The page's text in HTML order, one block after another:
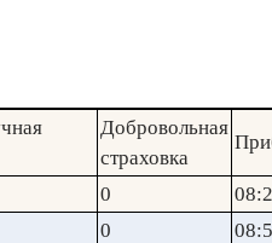
Добровольная
страховка
0
0